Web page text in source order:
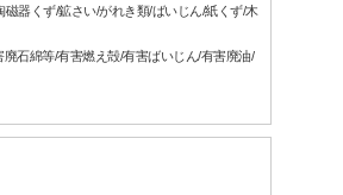
器くず/鉱さい/がれき類/ばいじん/紙くず/木
石綿等/有害燃え殻/有害ばいじん/有害廃油/